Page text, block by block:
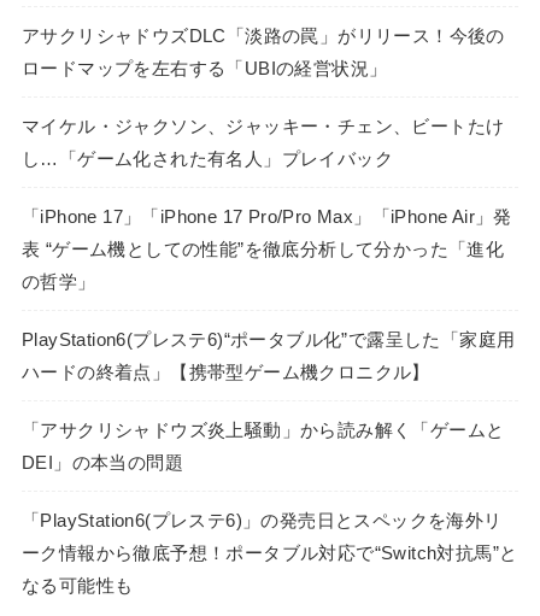
アサクリシャドウズDLC「淡路の罠」がリリース！今後の
ロードマップを左右する「UBIの経営状況」
マイケル・ジャクソン、ジャッキー・チェン、ビートたけ
し…「ゲーム化された有名人」プレイバック
「iPhone 17」「iPhone 17 Pro/Pro Max」「iPhone Air」発
表 “ゲーム機としての性能”を徹底分析して分かった「進化
の哲学」
PlayStation6(プレステ6)“ポータブル化”で露呈した「家庭用
ハードの終着点」【携帯型ゲーム機クロニクル】
「アサクリシャドウズ炎上騒動」から読み解く「ゲームと
DEI」の本当の問題
「PlayStation6(プレステ6)」の発売日とスペックを海外リ
ーク情報から徹底予想！ポータブル対応で“Switch対抗馬”と
なる可能性も